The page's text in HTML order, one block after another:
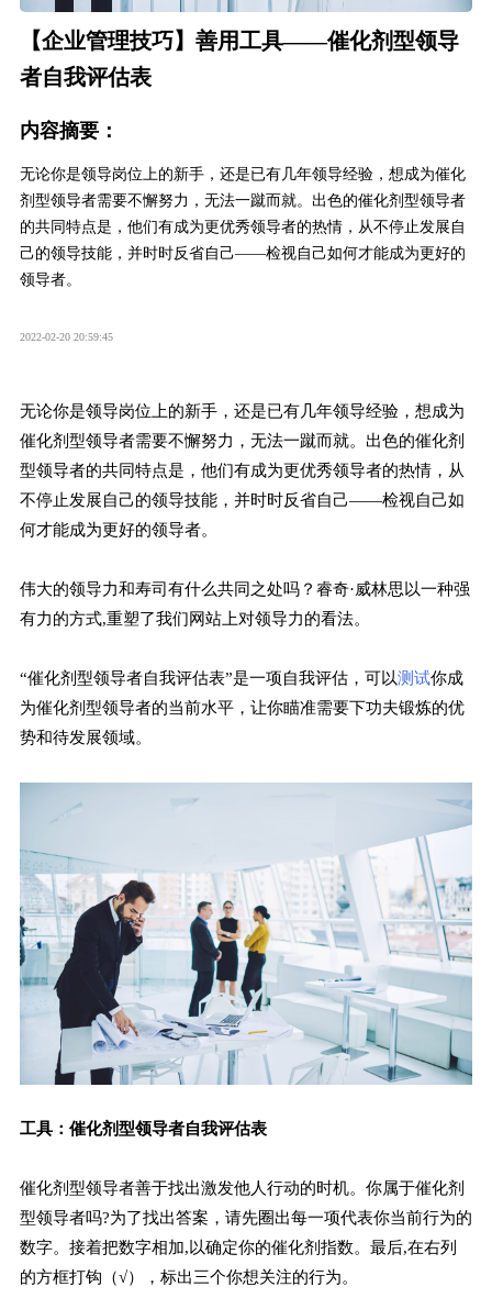
【企业管理技巧】善用工具——催化剂型领导
者自我评估表
内容摘要：
无论你是领导岗位上的新手，还是已有几年领导经验，想成为催化
剂型领导者需要不懈努力，无法一蹴而就。出色的催化剂型领导者
的共同特点是，他们有成为更优秀领导者的热情，从不停止发展自
己的领导技能，并时时反省自己——检视自己如何才能成为更好的
领导者。
2022-02-20 20:59:45
无论你是领导岗位上的新手，还是已有几年领导经验，想成为
催化剂型领导者需要不懈努力，无法一蹴而就。出色的催化剂
型领导者的共同特点是，他们有成为更优秀领导者的热情，从
不停止发展自己的领导技能，并时时反省自己——检视自己如
何才能成为更好的领导者。
伟大的领导力和寿司有什么共同之处吗？睿奇·威林思以一种强
有力的方式,重塑了我们网站上对领导力的看法。
“催化剂型领导者自我评估表”是一项自我评估，可以测试你成
为催化剂型领导者的当前水平，让你瞄准需要下功夫锻炼的优
势和待发展领域。
工具：催化剂型领导者自我评估表
催化剂型领导者善于找出激发他人行动的时机。你属于催化剂
型领导者吗?为了找出答案，请先圈出每一项代表你当前行为的
数字。接着把数字相加,以确定你的催化剂指数。最后,在右列
的方框打钩（√），标出三个你想关注的行为。